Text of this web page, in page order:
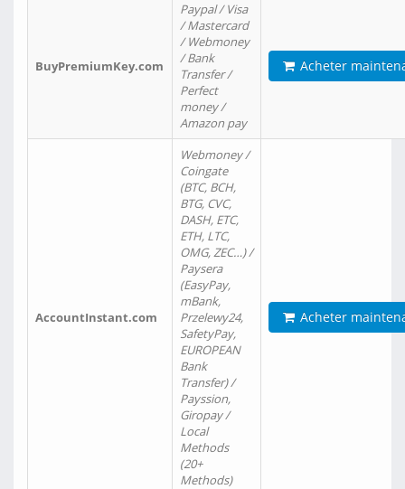
BuyPremiumKey.com
Paypal / Visa
/ Mastercard
/ Webmoney
/ Bank
Transfer /
Perfect
money /
Amazon pay
Acheter
AccountInstant.com
Webmoney /
Coingate
(BTC, BCH,
BTG, CVC,
DASH, ETC,
ETH, LTC,
OMG, ZEC…) /
Paysera
(EasyPay,
mBank,
Przelewy24,
SafetyPay,
EUROPEAN
Bank
Transfer) /
Payssion,
Giropay /
Local
Methods
(20+
Methods)
Acheter